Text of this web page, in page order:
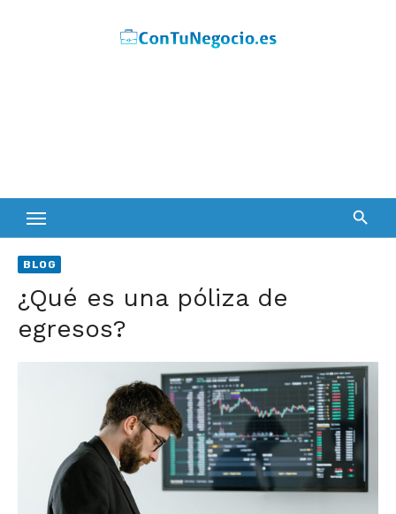
BLOG
¿Qué es una póliza de
egresos?